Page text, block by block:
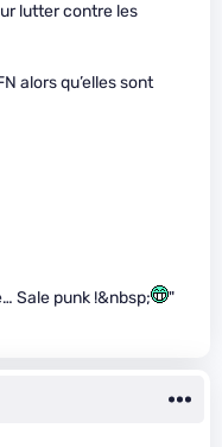
lutter contre les
alors qu’elles sont
Sale punk !&nbsp;
"